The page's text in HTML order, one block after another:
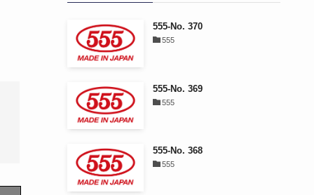
555-No. 370
555
555-No. 369
555
555-No. 368
555